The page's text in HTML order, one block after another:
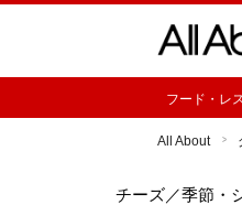
フード・レ
All About
チーズ／季節・